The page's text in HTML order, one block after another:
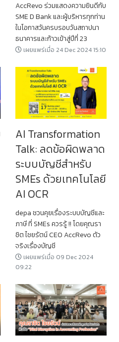
AccRevo ร่วมแสดงความยินดีกับ
SME D Bank และผู้บริหารทุกท่าน
ในโอกาสวันครบรอบวันสถาปนา
ธนาคารและก้าวเข้าสู่ปีที่ 23
เผยแพร่เมื่อ 24 Dec 2024 15:10
AI Transformation
Talk: ลดข้อผิดพลาด
ระบบบัญชีสำหรับ
SMEs ด้วยเทคโนโลยี
AI OCR
depa ชวนคุยเรื่องระบบบัญชีและ
ภาษี ที่ SMEs ควรรู้ !! โดยคุณรา
ชิต ไชยรัตน์ CEO AccRevo ตัว
จริงเรื่องบัญชี
เผยแพร่เมื่อ 09 Dec 2024
09:22